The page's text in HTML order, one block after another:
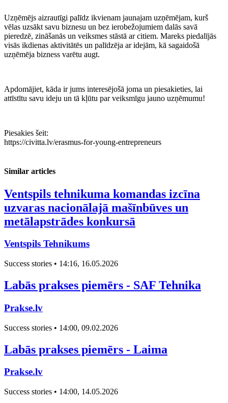
Uzņēmējs aizrautīgi palīdz ikvienam jaunajam uzņēmējam, kurš
vēlas uzsākt savu biznesu un bez ierobežojumiem dalās savā
pieredzē, zināšanās un veiksmes stāstā ar citiem. Mareks piedalījās
visās ikdienas aktivitātēs un palīdzēja ar idejām, kā sagaidošā
uzņēmēja bizness varētu augt.
Apdomājiet, kāda ir jums interesējošā joma un piesakieties, lai
attīstītu savu ideju un tā kļūtu par veiksmīgu jauno uzņēmumu!
Piesakies šeit:
https://civitta.lv/erasmus-for-young-entrepreneurs
Similar articles
Ventspils tehnikuma komandas izcīna
uzvaras nacionālajā mašīnbūves un
metālapstrādes konkursā
Ventspils Tehnikums
Success stories • 14:16, 16.05.2026
Labās prakses piemērs - SAF Tehnika
Prakse.lv
Success stories • 14:00, 09.02.2026
Labās prakses piemērs - Laima
Prakse.lv
Success stories • 14:00, 14.05.2026